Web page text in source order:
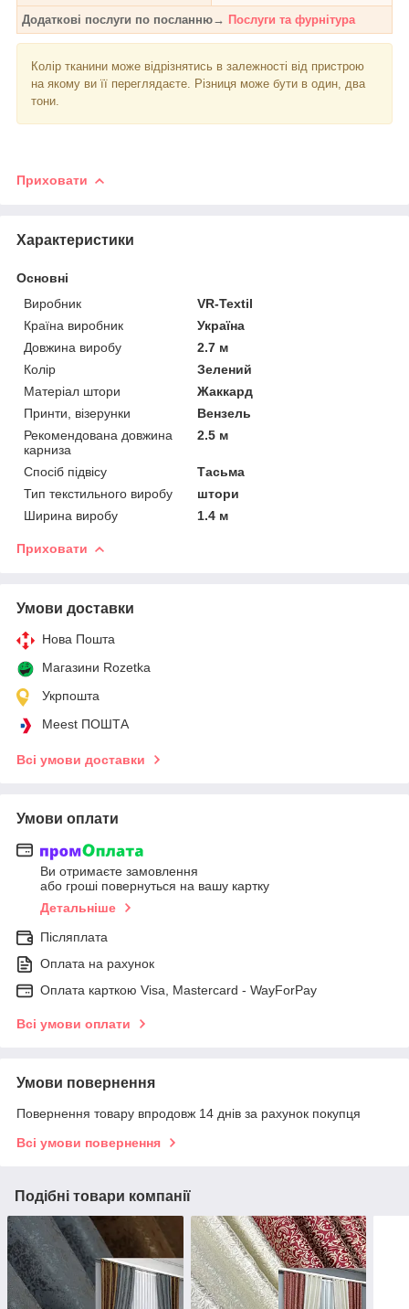
Додаткові послуги по посланню→ Послуги та фурнітура
Колір тканини може відрізнятись в залежності від пристрою
на якому ви її переглядаєте. Різниця може бути в один, два
тони.
Приховати
Характеристики
Основні
Виробник
VR-Textil
Країна виробник
Україна
Довжина виробу
2.7 м
Колір
Зелений
Матеріал штори
Жаккард
Принти, візерунки
Вензель
Рекомендована довжина
карниза
2.5 м
Спосіб підвісу
Тасьма
Тип текстильного виробу
штори
Ширина виробу
1.4 м
Приховати
Умови доставки
Нова Пошта
Магазини Rozetka
Укрпошта
Meest ПОШТА
Всі умови доставки
Умови оплати
Ви отримаєте замовлення
або гроші повернуться на вашу картку
Детальніше
Післяплата
Оплата на рахунок
Оплата карткою Visa, Mastercard - WayForPay
Всі умови оплати
Умови повернення
Повернення товару впродовж 14 днів за рахунок покупця
Всі умови повернення
Подібні товари компанії